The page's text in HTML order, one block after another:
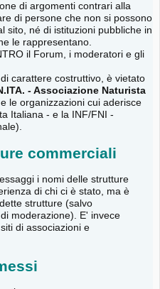
di argomenti contrari alla
di persone che non si possono
sito, né di istituzioni pubbliche in
le rappresentano.
il Forum, i moderatori e gli
carattere costruttivo, è vietato
- Associazione Naturista
le organizzazioni cui aderisce
Italiana - e la INF/FNI -
commerciali
i nomi delle strutture
di chi ci è stato, ma è
strutture (salvo
moderazione). E' invece
di associazioni e